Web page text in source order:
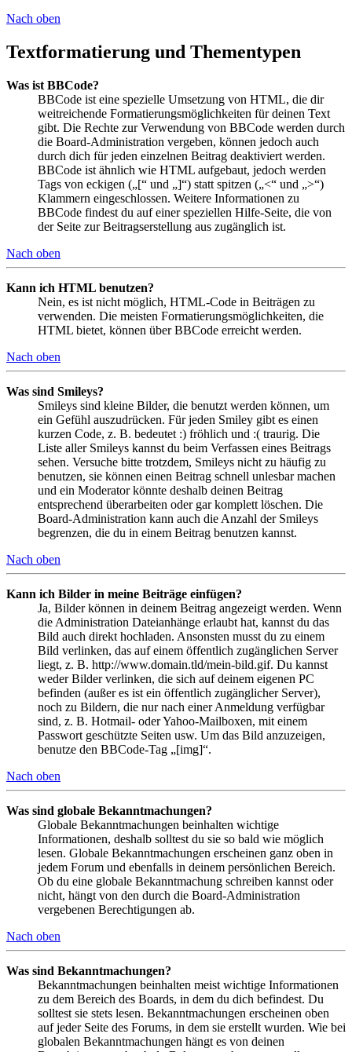
Nach oben
Textformatierung und Thementypen
Was ist BBCode?
BBCode ist eine spezielle Umsetzung von HTML, die dir
weitreichende Formatierungsmöglichkeiten für deinen Text
gibt. Die Rechte zur Verwendung von BBCode werden durch
die Board-Administration vergeben, können jedoch auch
durch dich für jeden einzelnen Beitrag deaktiviert werden.
BBCode ist ähnlich wie HTML aufgebaut, jedoch werden
Tags von eckigen („[“ und „]“) statt spitzen („<“ und „>“)
Klammern eingeschlossen. Weitere Informationen zu
BBCode findest du auf einer speziellen Hilfe-Seite, die von
der Seite zur Beitragserstellung aus zugänglich ist.
Nach oben
Kann ich HTML benutzen?
Nein, es ist nicht möglich, HTML-Code in Beiträgen zu
verwenden. Die meisten Formatierungsmöglichkeiten, die
HTML bietet, können über BBCode erreicht werden.
Nach oben
Was sind Smileys?
Smileys sind kleine Bilder, die benutzt werden können, um
ein Gefühl auszudrücken. Für jeden Smiley gibt es einen
kurzen Code, z. B. bedeutet :) fröhlich und :( traurig. Die
Liste aller Smileys kannst du beim Verfassen eines Beitrags
sehen. Versuche bitte trotzdem, Smileys nicht zu häufig zu
benutzen, sie können einen Beitrag schnell unlesbar machen
und ein Moderator könnte deshalb deinen Beitrag
entsprechend überarbeiten oder gar komplett löschen. Die
Board-Administration kann auch die Anzahl der Smileys
begrenzen, die du in einem Beitrag benutzen kannst.
Nach oben
Kann ich Bilder in meine Beiträge einfügen?
Ja, Bilder können in deinem Beitrag angezeigt werden. Wenn
die Administration Dateianhänge erlaubt hat, kannst du das
Bild auch direkt hochladen. Ansonsten musst du zu einem
Bild verlinken, das auf einem öffentlich zugänglichen Server
liegt, z. B. http://www.domain.tld/mein-bild.gif. Du kannst
weder Bilder verlinken, die sich auf deinem eigenen PC
befinden (außer es ist ein öffentlich zugänglicher Server),
noch zu Bildern, die nur nach einer Anmeldung verfügbar
sind, z. B. Hotmail- oder Yahoo-Mailboxen, mit einem
Passwort geschützte Seiten usw. Um das Bild anzuzeigen,
benutze den BBCode-Tag „[img]“.
Nach oben
Was sind globale Bekanntmachungen?
Globale Bekanntmachungen beinhalten wichtige
Informationen, deshalb solltest du sie so bald wie möglich
lesen. Globale Bekanntmachungen erscheinen ganz oben in
jedem Forum und ebenfalls in deinem persönlichen Bereich.
Ob du eine globale Bekanntmachung schreiben kannst oder
nicht, hängt von den durch die Board-Administration
vergebenen Berechtigungen ab.
Nach oben
Was sind Bekanntmachungen?
Bekanntmachungen beinhalten meist wichtige Informationen
zu dem Bereich des Boards, in dem du dich befindest. Du
solltest sie stets lesen. Bekanntmachungen erscheinen oben
auf jeder Seite des Forums, in dem sie erstellt wurden. Wie bei
globalen Bekanntmachungen hängt es von deinen